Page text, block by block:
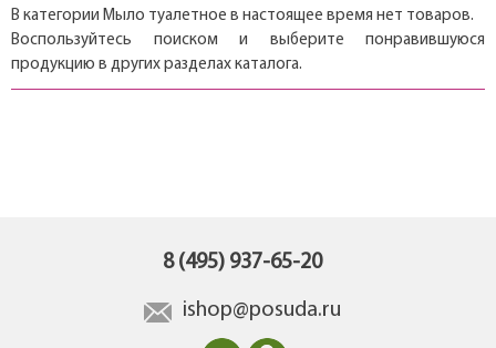
В категории Мыло туалетное в настоящее время нет товаров.
Воспользуйтесь поиском и выберите понравившуюся
продукцию в других разделах каталога.
8 (495) 937-65-20
ishop@posuda.ru